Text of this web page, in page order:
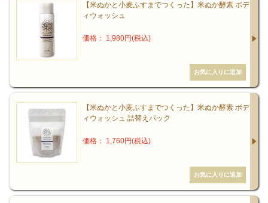
【米ぬかと小麦ふすまでつくった】米ぬか酵素 ボデ
ィウォッシュ
価格： 1,980円(税込)
【米ぬかと小麦ふすまでつくった】米ぬか酵素 ボデ
ィウォッシュ 詰替えパック
価格： 1,760円(税込)